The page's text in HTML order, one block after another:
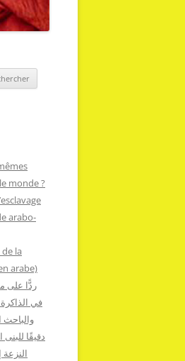
monde ?
arabo-
la
arabe)
ردًّا على
في
والباحث
دقيقًا